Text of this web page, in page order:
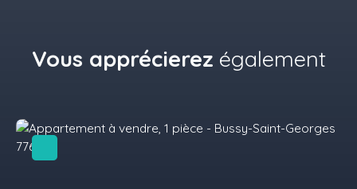
Vous apprécierez également